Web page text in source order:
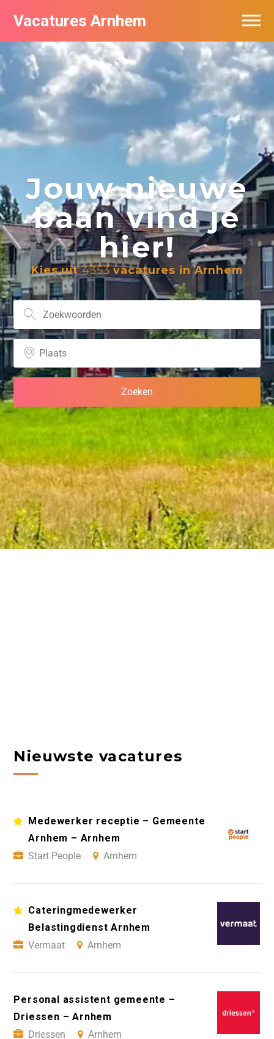
Vacatures Arnhem
Jouw nieuwe
baan vind je
hier!
Kies uit4353vacatures in Arnhem
Nieuwste vacatures
Medewerker receptie – Gemeente
Arnhem – Arnhem
Start People
Arnhem
Cateringmedewerker
Belastingdienst Arnhem
Vermaat
Arnhem
Personal assistent gemeente –
Driessen – Arnhem
Driessen
Arnhem
Vacatures per bedrijf in Arnhem
Nieuwsbrief feed